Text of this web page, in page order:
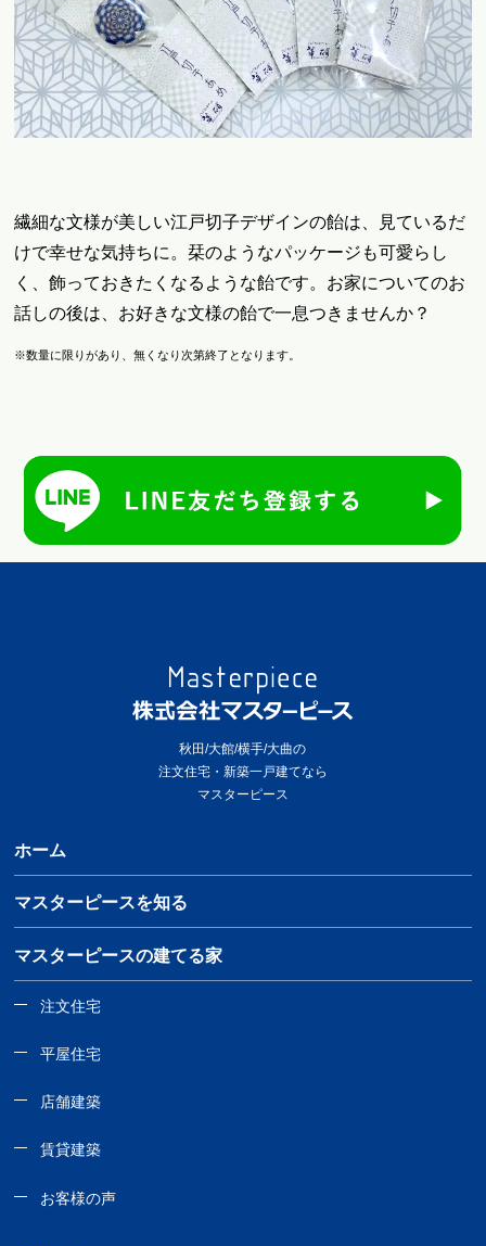
繊細な文様が美しい江戸切子デザインの飴は、見ているだ
けで幸せな気持ちに。栞のようなパッケージも可愛らし
く、飾っておきたくなるような飴です。お家についてのお
話しの後は、お好きな文様の飴で一息つきませんか？
※数量に限りがあり、無くなり次第終了となります。
秋田/大館/横手/大曲の
注文住宅・新築一戸建てなら
マスターピース
ホーム
マスターピースを知る
マスターピースの建てる家
注文住宅
平屋住宅
店舗建築
賃貸建築
お客様の声